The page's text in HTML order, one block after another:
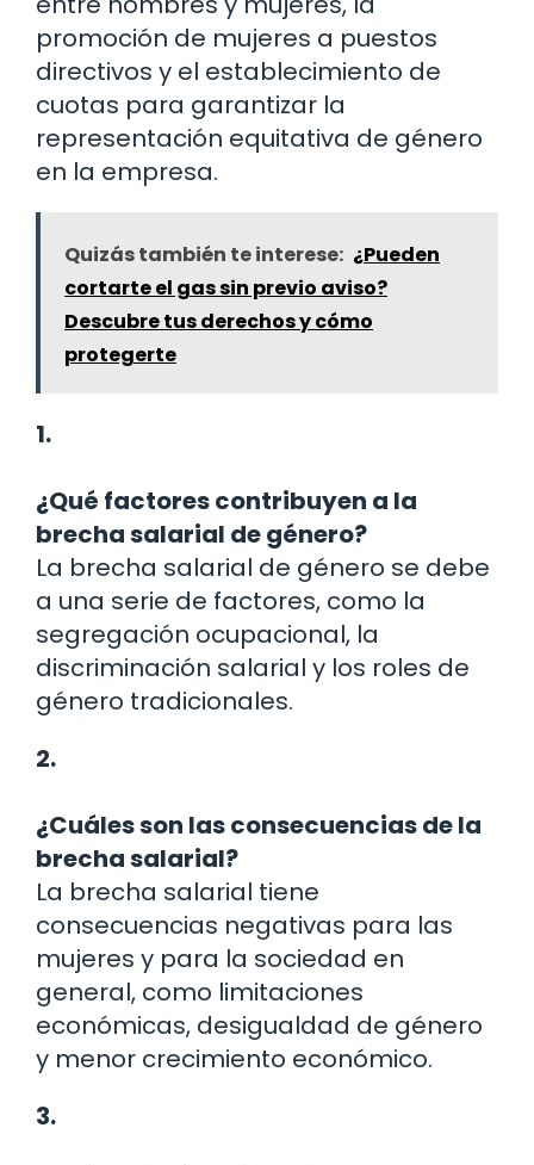
promoción de mujeres a puestos
directivos y el establecimiento de
cuotas para garantizar la
representación equitativa de género
en la empresa.
Quizás también te interese: ¿Pueden
cortarte el gas sin previo aviso?
Descubre tus derechos y cómo
protegerte
1.
¿Qué factores contribuyen a la
brecha salarial de género?
La brecha salarial de género se debe
a una serie de factores, como la
segregación ocupacional, la
discriminación salarial y los roles de
género tradicionales.
2.
¿Cuáles son las consecuencias de la
brecha salarial?
La brecha salarial tiene
consecuencias negativas para las
mujeres y para la sociedad en
general, como limitaciones
económicas, desigualdad de género
y menor crecimiento económico.
3.